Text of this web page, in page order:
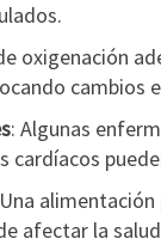
oxigenación
cambios
: Algunas
afectar la